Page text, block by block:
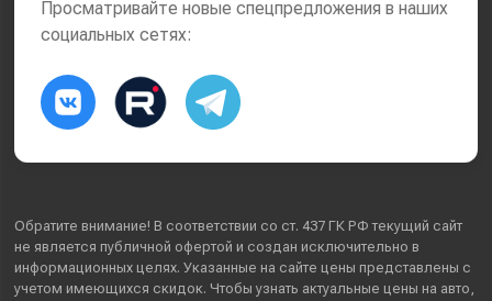
Просматривайте новые спецпредложения в наших
социальных сетях:
Обратите внимание! В соответствии со ст. 437 ГК РФ текущий сайт
не является публичной офертой и создан исключительно в
информационных целях. Указанные на сайте цены представлены с
учетом имеющихся скидок. Чтобы узнать актуальные цены на авто,